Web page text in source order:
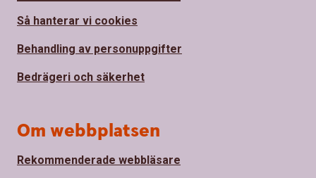
Så hanterar vi cookies
Behandling av personuppgifter
Bedrägeri och säkerhet
Om webbplatsen
Rekommenderade webbläsare